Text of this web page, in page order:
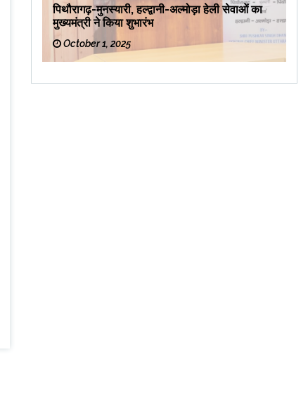
पिथौरागढ़-मुनस्यारी, हल्द्वानी-अल्मोड़ा हेली सेवाओं का
मुख्यमंत्री ने किया शुभारंभ
October 1, 2025